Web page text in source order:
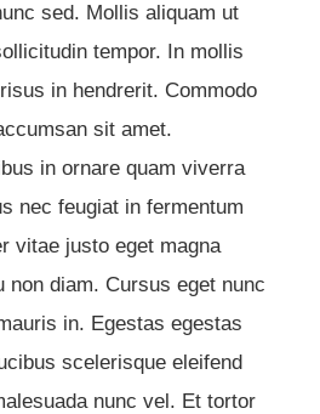
sed. Mollis aliquam ut
tempor. In mollis
in hendrerit. Commodo
sit amet.
in ornare quam viverra
nec feugiat in fermentum
vitae justo eget magna
non diam. Cursus eget nunc
in. Egestas egestas
scelerisque eleifend
nunc vel. Et tortor